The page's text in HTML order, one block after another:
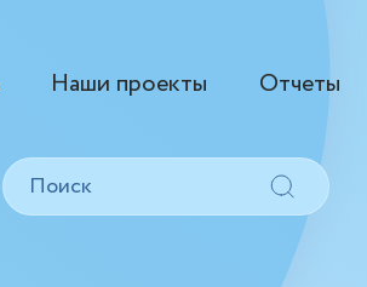
Наши проекты Отчеты